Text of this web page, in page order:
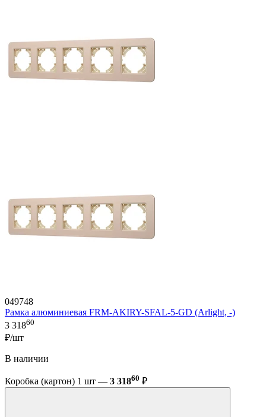
049748
Рамка алюминиевая FRM-AKIRY-SFAL-5-GD (Arlight, -)
3 31860
₽/шт
В наличии
Коробка (картон) 1 шт — 3 31860 ₽